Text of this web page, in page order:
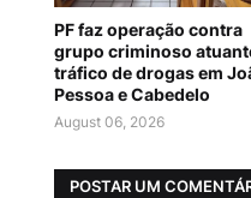
PF faz operação contra
grupo criminoso
tráfico de drogas em
Pessoa e Cabedelo
August 06, 2026
POSTAR UM